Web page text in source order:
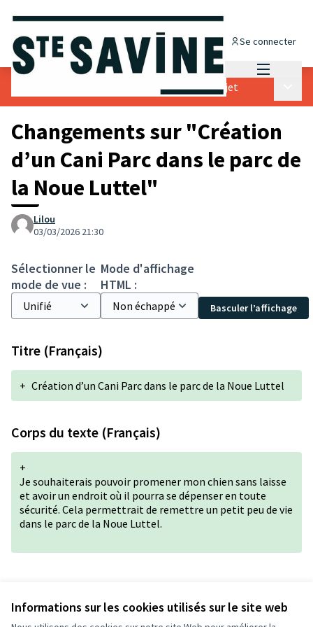
Informations sur les cookies utilisés sur le site web
Se connecter
💡Proposer un projet
Changements sur "Création
d’un Cani Parc dans le parc de
la Noue Luttel"
Lilou
03/03/2026 21:30
Sélectionner le
mode de vue :
Mode d'affichage
HTML :
Basculer l’affichage
Titre (Français)
+ Création d’un Cani Parc dans le parc de la Noue Luttel
Corps du texte (Français)
+
Je souhaiterais pouvoir promener mon chien sans laisse
et avoir un endroit où il pourra se dépenser en toute
sécurité. Cela permettrait de remettre un petit peu de vie
dans le parc de la Noue Luttel.
Version 1 de 1